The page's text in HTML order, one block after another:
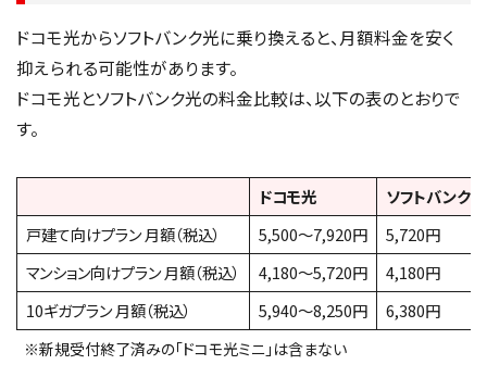
ドコモ光からソフトバンク光に乗り換えると、月額料金を安く
抑えられる可能性があります。
ドコモ光とソフトバンク光の料金比較は、以下の表のとおりで
す。
ドコモ光
ソフトバンク光
戸建て向けプラン 月額（税込）
5,500〜7,920円
5,720円
マンション向けプラン 月額（税込）
4,180〜5,720円
4,180円
10ギガプラン 月額（税込）
5,940〜8,250円 6,380円
※新規受付終了済みの「ドコモ光ミニ」は含まない